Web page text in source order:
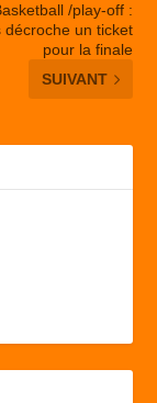
/play-off :
décroche un ticket
pour la finale
SUIVANT